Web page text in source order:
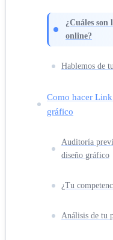
¿Cuáles son
online?
Hablemos de
Como hacer
gráfico
Auditoría
diseño gráfico
¿Tu
Análisis de tu